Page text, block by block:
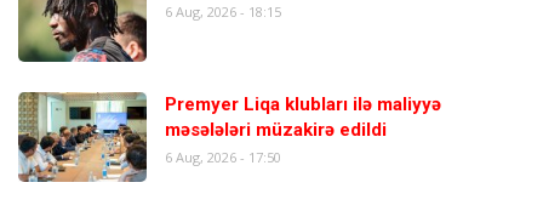
6 Aug, 2026 - 18:15
Premyer Liqa klubları ilə maliyyə
məsələləri müzakirə edildi
6 Aug, 2026 - 17:50